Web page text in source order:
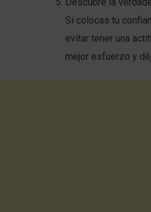
Si colocas tu
evitar tener una
mejor esfuerzo y